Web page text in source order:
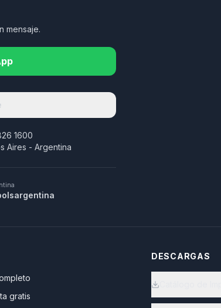
mensaje.
1600
Aires - Argentina
gratis
DESCARGAS